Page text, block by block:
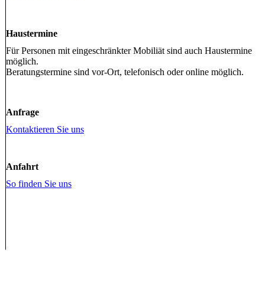
Haustermine
Für Personen mit eingeschränkter Mobiliät sind auch Haustermine
möglich.
Beratungstermine sind vor-Ort, telefonisch oder online möglich.
Anfrage
Kontaktieren Sie uns
Anfahrt
So finden Sie uns